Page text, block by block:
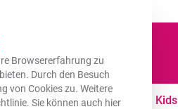
Browsererfahrung zu
Durch den Besuch
von Cookies zu. Weitere
. Sie können auch hier
Küche Outdoor Freizeit Kids